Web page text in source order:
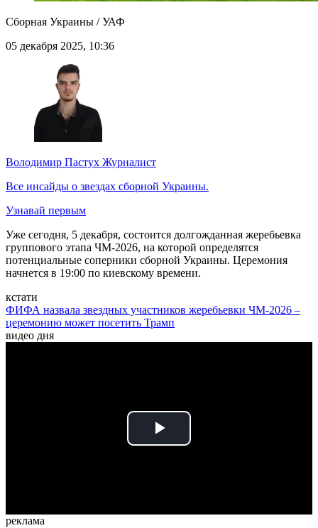
Сборная Украины / УАФ
05 декабря 2025, 10:36
Володимир Пастух Журналист
Все инсайды о звездах сборной Украины.
Узнавай первым
Уже сегодня, 5 декабря, состоится долгожданная жеребьевка
группового этапа ЧМ-2026, на которой определятся
потенциальные соперники сборной Украины. Церемония
начнется в 19:00 по киевскому времени.
кстати
ФИФА назвала звездных участников жеребьевки ЧМ-2026 –
церемонию может посетить Трамп
видео дня
Play
реклама